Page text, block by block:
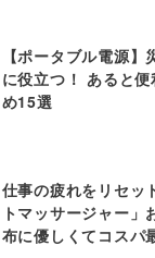
【ポータブル電源
に役立つ！ あると
め15選
仕事の疲れをリセッ
トマッサージャー」
布に優しくてコスパ